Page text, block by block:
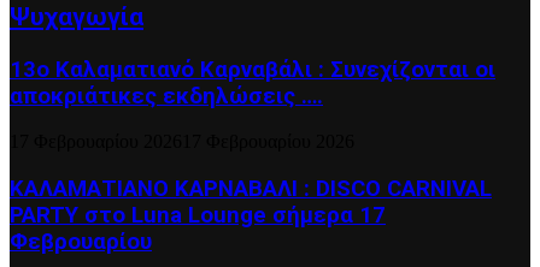
Ψυχαγωγία
13ο Καλαματιανό Καρναβάλι : Συνεχίζονται οι
αποκριάτικες εκδηλώσεις ….
ΚΑΛΑΜΑΤΙΑΝΟ ΚΑΡΝΑΒΑΛΙ : DISCO CARNIVAL
PARTY στο Luna Lounge σήμερα 17
Φεβρουαρίου